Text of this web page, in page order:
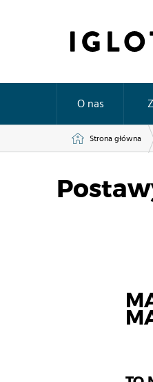
O nas
Strona główna